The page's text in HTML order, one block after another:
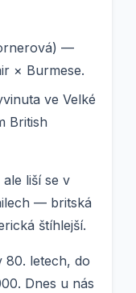
—
× Burmese.
ve Velké
British
liší se v
— britská
štíhlejší.
80. letech, do
Dnes u nás